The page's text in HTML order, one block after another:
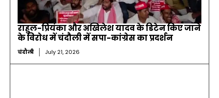
राहुल-प्रियंका और अखिलेश यादव के डिटेन किए जाने
के विरोध में चंदौली में सपा-कांग्रेस का प्रदर्शन
चंदौली July 21, 2026